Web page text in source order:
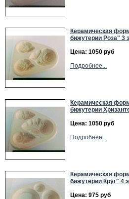
Керамическая
бижутерии Роза" 3
Цена: 1050 руб
Подробнее...
Керамическая
бижутерии
Цена: 1050 руб
Подробнее...
Керамическая
бижутерии Круг" 4
Цена: 975 руб